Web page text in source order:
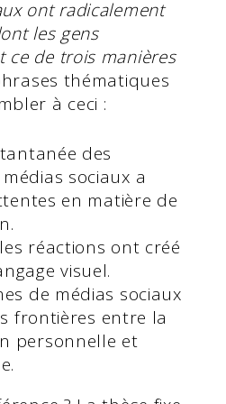
ont radicalement
les gens
ce de trois manières
thématiques
à ceci :
des
sociaux a
en matière de
réactions ont créé
visuel.
de médias sociaux
frontières entre la
personnelle et